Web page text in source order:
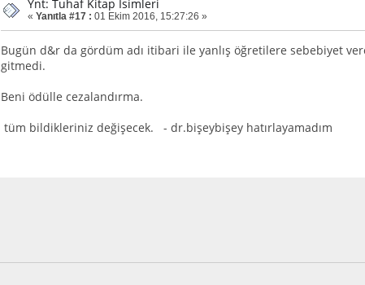
Ynt: Tuhaf Kitap İsimleri
« Yanıtla #17 : 01 Ekim 2016, 15:27:26 »
Bugün d&r da gördüm adı itibari ile yanlış öğretilere sebebiyet
gitmedi.
Beni ödülle cezalandırma.
tüm bildikleriniz değişecek. - dr.bişeybişey hatırlayamadım